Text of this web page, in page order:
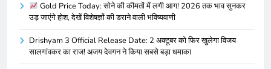
Gold Price Today: सोने की कीमतों में लगी आग! 2026 तक भाव सुनकर
उड़ जाएंगे होश, देखें विशेषज्ञों की डराने वाली भविष्यवाणी
Drishyam 3 Official Release Date: 2 अक्टूबर को फिर खुलेगा विजय
सालगांवकर का राज! अजय देवगन ने किया सबसे बड़ा धमाका